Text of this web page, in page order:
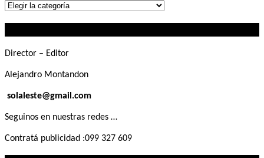
Lo
Director – Editor
Alejandro Montandon
solaleste@gmail.com
Seguinos en nuestras redes …
Contratá publicidad :099 327 609